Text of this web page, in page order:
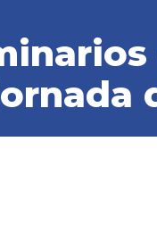
de Colaboración